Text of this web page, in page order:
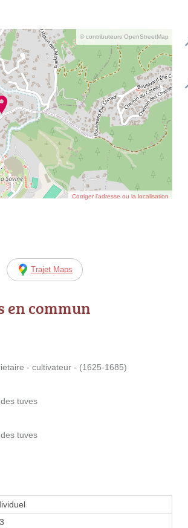
© contributeurs OpenStreetMap
Corriger l’adresse ou la localisation
Trajet Maps
commun
- cultivateur - (1625-1685)
tuves
tuves